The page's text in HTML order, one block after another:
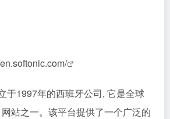
于1997年的西班牙公司, 它是全球
网站之一。该平台提供了一个广泛的